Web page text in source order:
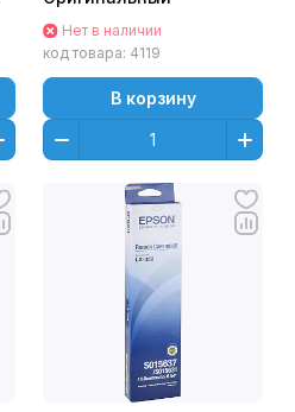
LW1000P/K400/Z700/Z900
Нет в наличии
код товара: 4119
В корзину